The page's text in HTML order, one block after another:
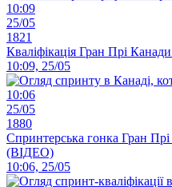
10:09
25/05
1821
Кваліфікація Гран Прі
10:09, 25/05
10:06
25/05
1880
Спринтерська гонка Гран
(ВІДЕО)
10:06, 25/05